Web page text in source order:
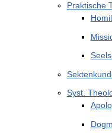
Praktische
Syst.